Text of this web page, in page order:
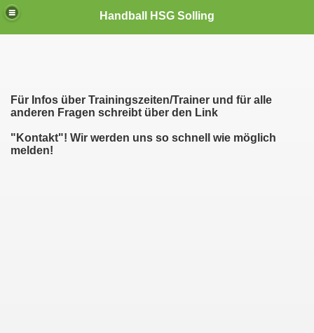
Handball HSG Solling
Für Infos über Trainingszeiten/Trainer und für alle
anderen Fragen schreibt über den Link
"Kontakt"! Wir werden uns so schnell wie möglich
melden!